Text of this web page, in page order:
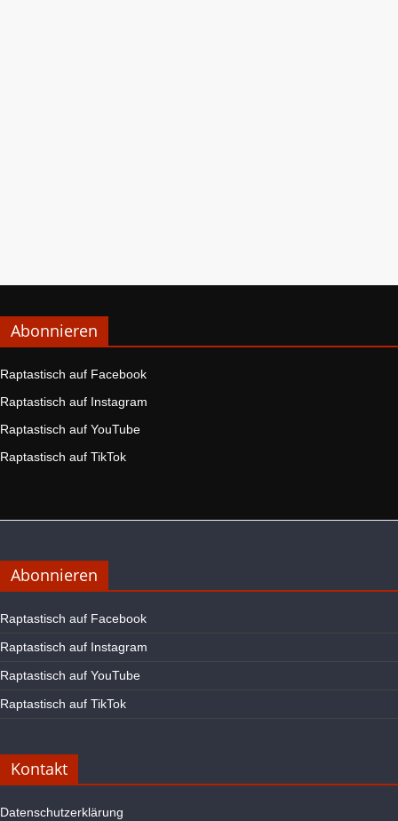
Abonnieren
Raptastisch auf Facebook
Raptastisch auf Instagram
Raptastisch auf YouTube
Raptastisch auf TikTok
Abonnieren
Raptastisch auf Facebook
Raptastisch auf Instagram
Raptastisch auf YouTube
Raptastisch auf TikTok
Kontakt
Datenschutzerklärung